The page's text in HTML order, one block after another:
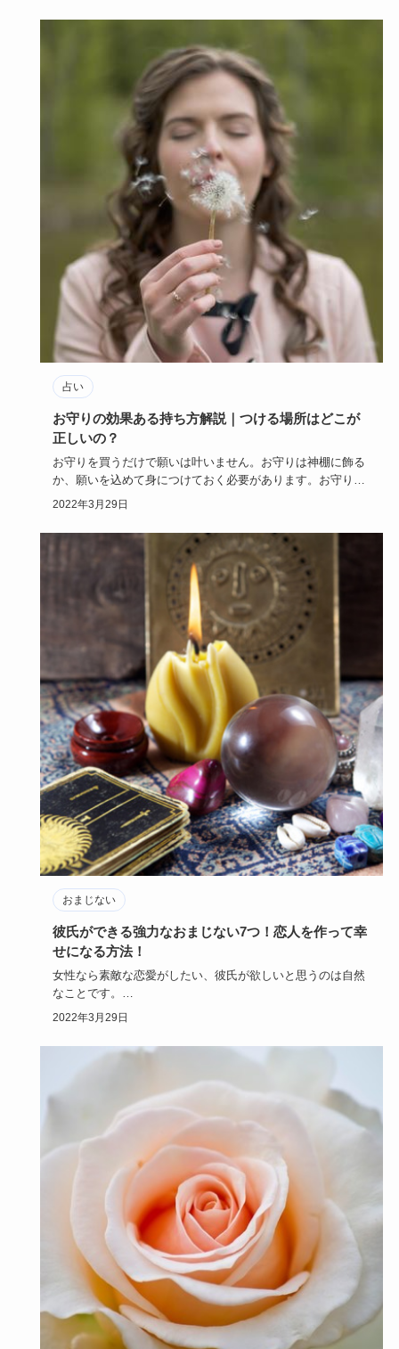
占い
お守りの効果ある持ち方解説｜つける場所はどこが
正しいの？
お守りを買うだけで願いは叶いません。お守りは神棚に飾る
か、願いを込めて身につけておく必要があります。お守りの
身につけ方はい…
2022年3月29日
おまじない
彼氏ができる強力なおまじない7つ！恋人を作って幸
せになる方法！
女性なら素敵な恋愛がしたい、彼氏が欲しいと思うのは自然
なことです。
なかなか出会いが訪れないことで、恋愛から遠ざかってい…
2022年3月29日